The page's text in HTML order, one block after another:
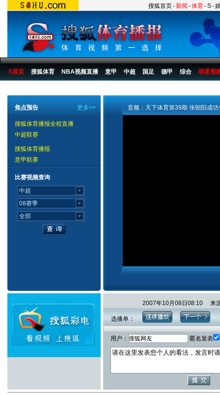
搜狐首页-新闻 -体育-S-
S首页 搜狐体育 NBA视频直播 意甲 中超 国足 德甲 综合 明星视
更多>>
焦点预告
搜狐体育播报全程直播
中超联赛
搜狐体育播报
意甲联赛
比赛视频查询
音频：天下体育第39期 张朝阳成
2007年10月08日08:10 来
选播单：
用户： 匿名发表